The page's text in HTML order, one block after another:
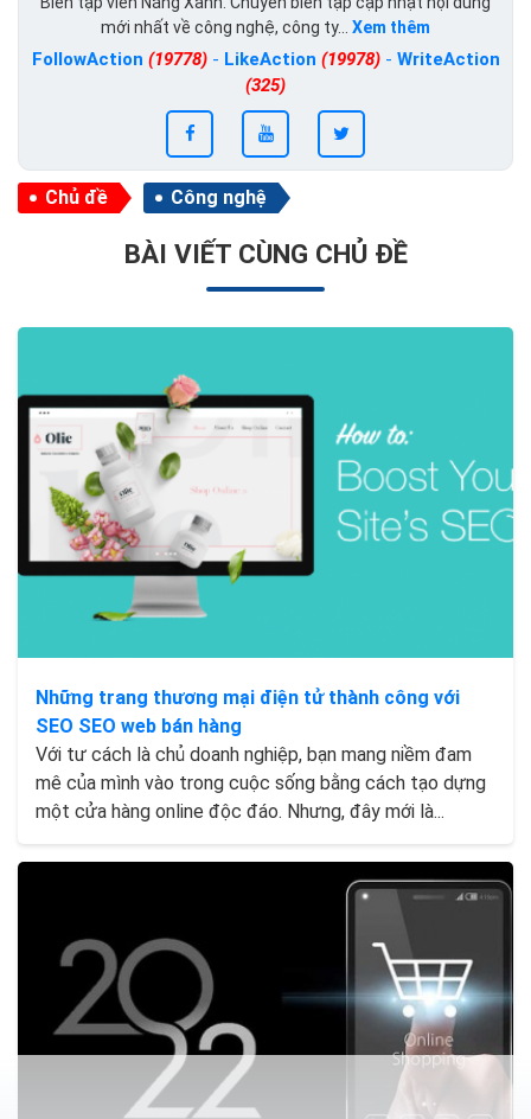
mới nhất về công nghệ, công ty... Xem thêm
FollowAction (19778)- LikeAction (19978)- WriteAction
(325)
Chủ đề Công nghệ
BÀI VIẾT CÙNG CHỦ ĐỀ
Những trang thương mại điện tử thành công với
SEO SEO web bán hàng
Với tư cách là chủ doanh nghiệp, bạn mang niềm đam
mê của mình vào trong cuộc sống bằng cách tạo dựng
một cửa hàng online độc đáo. Nhưng, đây mới là...